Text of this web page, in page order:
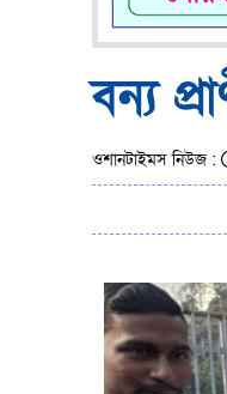
বন্য
ওশানটাইমস নিউজ :